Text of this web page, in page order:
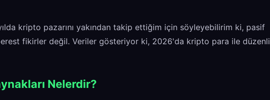
kripto pazarını yakından takip ettiğim için söyleyebilirim ki, pasif
fikirler değil. Veriler gösteriyor ki, 2026'da kripto para ile düzenli
Nelerdir?